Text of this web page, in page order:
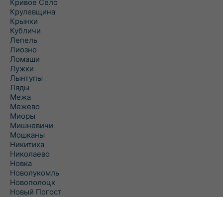
Кривое Село
Крулевщина
Крынки
Кубличи
Лепель
Лиозно
Ломаши
Лужки
Лынтупы
Ляды
Межа
Межево
Миоры
Мишневичи
Мошканы
Никитиха
Николаево
Новка
Новолукомль
Новополоцк
Новый Погост